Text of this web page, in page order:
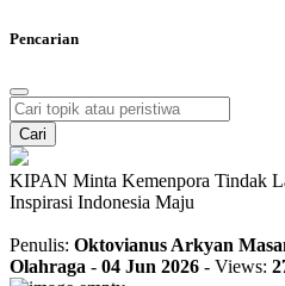
Pencarian
Cari
KIPAN Minta Kemenpora Tindak
Inspirasi Indonesia Maju
Penulis: Oktovianus Arkyan
Olahraga - 04 Jun 2026 - Views: